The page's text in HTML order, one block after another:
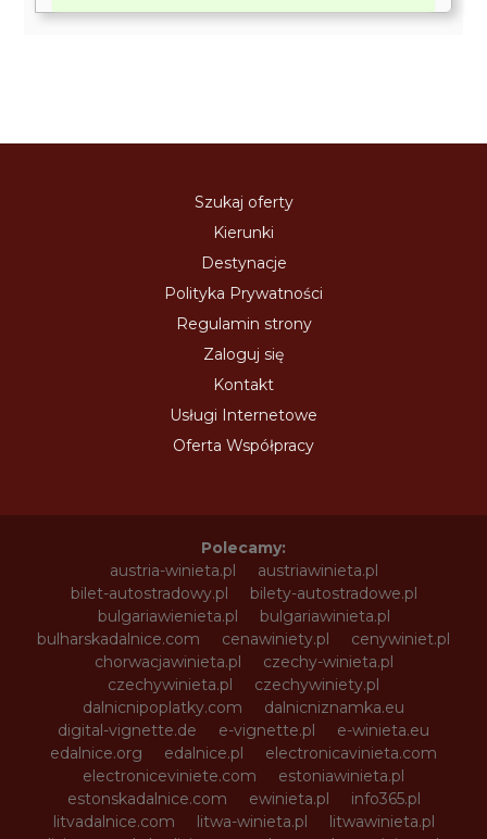
Szukaj oferty
Kierunki
Destynacje
Polityka Prywatności
Regulamin strony
Zaloguj się
Kontakt
Usługi Internetowe
Oferta Współpracy
Polecamy:
austria-winieta.pl
austriawinieta.pl
bilet-autostradowy.pl
bilety-autostradowe.pl
bulgariawienieta.pl
bulgariawinieta.pl
bulharskadalnice.com
cenawiniety.pl
cenywiniet.pl
chorwacjawinieta.pl
czechy-winieta.pl
czechywinieta.pl
czechywiniety.pl
dalnicnipoplatky.com
dalnicniznamka.eu
digital-vignette.de
e-vignette.pl
e-winieta.eu
edalnice.org
edalnice.pl
electronicavinieta.com
electroniceviniete.com
estoniawinieta.pl
estonskadalnice.com
ewinieta.pl
info365.pl
litvadalnice.com
litwa-winieta.pl
litwawinieta.pl